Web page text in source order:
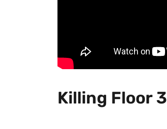
Killing Floor 3